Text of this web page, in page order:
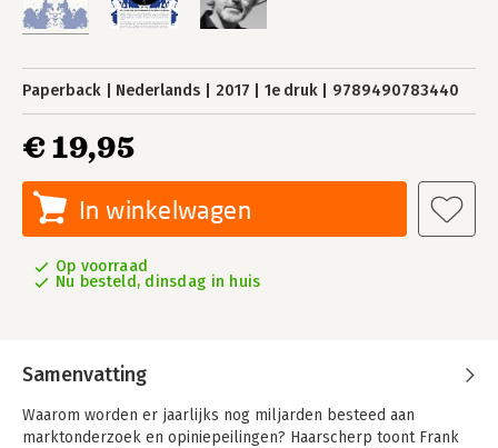
Paperback Nederlands 2017 1e druk 9789490783440
€ 19,95
In winkelwagen
Op voorraad
Nu besteld, dinsdag in huis
Samenvatting
Waarom worden er jaarlijks nog miljarden besteed aan
marktonderzoek en opiniepeilingen? Haarscherp toont Frank